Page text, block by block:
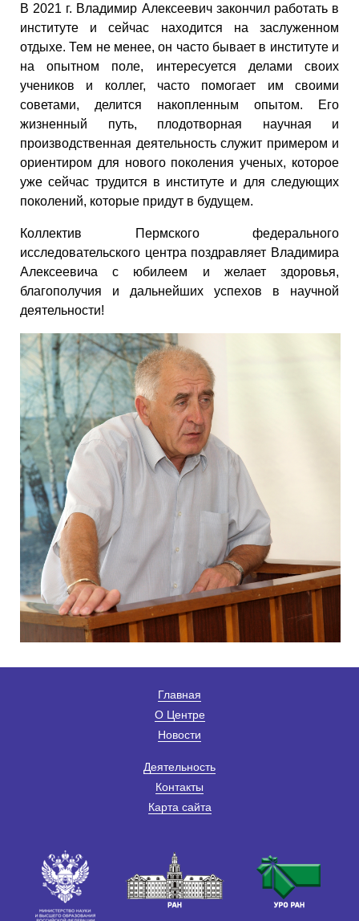
В 2021 г. Владимир Алексеевич закончил работать в
институте и сейчас находится на заслуженном
отдыхе. Тем не менее, он часто бывает в институте и
на опытном поле, интересуется делами своих
учеников и коллег, часто помогает им своими
советами, делится накопленным опытом. Его
жизненный путь, плодотворная научная и
производственная деятельность служит примером и
ориентиром для нового поколения ученых, которое
уже сейчас трудится в институте и для следующих
поколений, которые придут в будущем.
Коллектив Пермского федерального
исследовательского центра поздравляет Владимира
Алексеевича с юбилеем и желает здоровья,
благополучия и дальнейших успехов в научной
деятельности!
Главная
О Центре
Новости
Деятельность
Контакты
Карта сайта